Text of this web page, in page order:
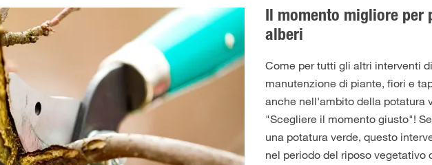
Il momento migliore per
alberi
Come per tutti gli altri interventi
manutenzione di piante, fiori e
anche nell'ambito della potatura
"Scegliere il momento giusto"!
una potatura verde, questo
nel periodo del riposo vegetativo